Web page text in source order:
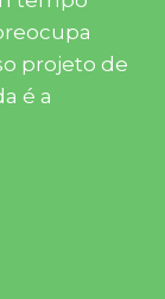
projeto de
é a